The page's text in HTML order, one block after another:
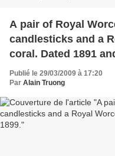
A pair of Royal
candlesticks and a
coral. Dated 1891
Publié le 29/03/2009 à 17:20
Par Alain Truong